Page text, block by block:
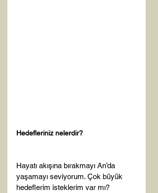
Hedefleriniz nelerdir?
Hayatı akışına bırakmayı An’da
yaşamayı seviyorum. Çok büyük
hedeflerim isteklerim var mı?